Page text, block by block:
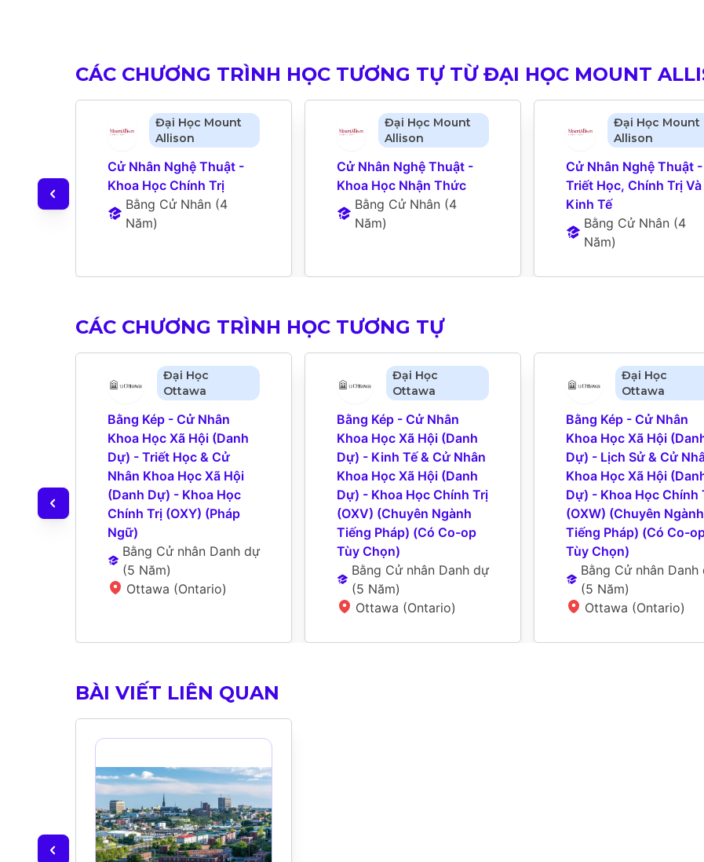
CÁC CHƯƠNG TRÌNH HỌC TƯƠNG TỰ TỪ ĐẠI HỌC MOUNT
Đại Học Mount
Allison
Cử Nhân Nghệ Thuật -
Khoa Học Chính Trị
Bằng Cử Nhân (4
Năm)
Đại Học Mount
Allison
Cử Nhân Nghệ Thuật -
Khoa Học Nhận Thức
Bằng Cử Nhân (4
Năm)
Đại Học Mount
Allison
Cử Nhân Nghệ Thuật -
Triết Học, Chính Trị Và
Kinh Tế
Bằng Cử Nhân (4
Năm)
CÁC CHƯƠNG TRÌNH HỌC TƯƠNG TỰ
Đại Học
Ottawa
Bằng Kép - Cử Nhân
Khoa Học Xã Hội (Danh
Dự) - Triết Học & Cử
Nhân Khoa Học Xã Hội
(Danh Dự) - Khoa Học
Chính Trị (OXY) (Pháp
Ngữ)
Bằng Cử nhân Danh dự
(5 Năm)
Ottawa (Ontario)
Đại Học
Ottawa
Bằng Kép - Cử Nhân
Khoa Học Xã Hội (Danh
Dự) - Kinh Tế & Cử Nhân
Khoa Học Xã Hội (Danh
Dự) - Khoa Học Chính Trị
(OXV) (Chuyên Ngành
Tiếng Pháp) (Có Co-op
Tùy Chọn)
Bằng Cử nhân Danh dự
(5 Năm)
Ottawa (Ontario)
Đại Học
Ottawa
Bằng Kép - Cử Nhân
Khoa Học Xã Hội
Dự) - Lịch Sử & Cử
Khoa Học Xã Hội
Dự) - Khoa Học Chính
(OXW) (Chuyên Ngành
Tiếng Pháp) (Có Co-
Tùy Chọn)
Bằng Cử nhân Danh
(5 Năm)
Ottawa (Ontario)
BÀI VIẾT LIÊN QUAN